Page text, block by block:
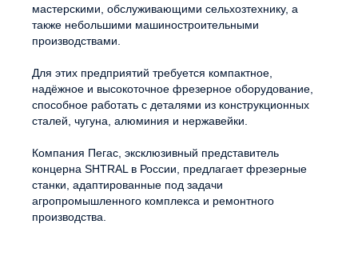
мастерскими, обслуживающими сельхозтехнику, а
также небольшими машиностроительными
производствами.
Для этих предприятий требуется компактное,
надёжное и высокоточное фрезерное оборудование,
способное работать с деталями из конструкционных
сталей, чугуна, алюминия и нержавейки.
Компания Пегас, эксклюзивный представитель
концерна SHTRAL в России, предлагает фрезерные
станки, адаптированные под задачи
агропромышленного комплекса и ремонтного
производства.